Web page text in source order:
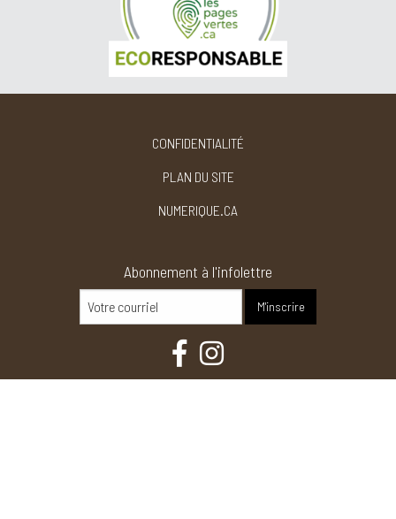
CONFIDENTIALITÉ
PLAN DU SITE
NUMERIQUE.CA
Abonnement à l'infolettre